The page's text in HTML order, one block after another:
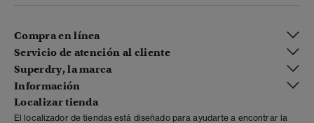
Compra en línea
Servicio de atención al cliente
Superdry, la marca
Información
Localizar tienda
El localizador de tiendas está diseñado para ayudarte a encontrar la